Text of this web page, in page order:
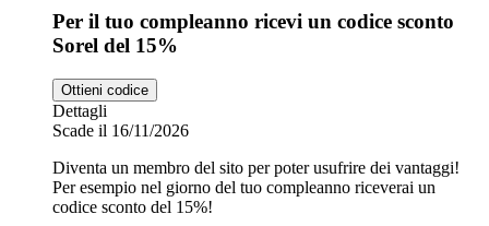
Per il tuo compleanno ricevi un codice sconto
Sorel del 15%
Ottieni codice
Dettagli
Scade il 16/11/2026
Diventa un membro del sito per poter usufrire dei vantaggi!
Per esempio nel giorno del tuo compleanno riceverai un
codice sconto del 15%!